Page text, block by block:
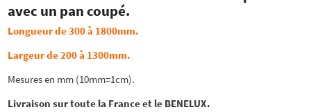
avec un pan coupé.
Longueur de 300 à 1800mm.
Largeur de 200 à 1300mm.
Mesures en mm (10mm=1cm).
Livraison sur toute la France et le BENELUX.